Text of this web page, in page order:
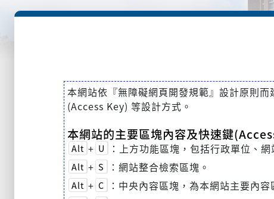
本網站依『無障礙網頁開發規範』設計原則
(Access Key) 等設計方式。
本網站的主要區塊內容及快速鍵
Alt + U ：上方功能區塊，包括行政單位、網
Alt + S ：網站整合檢索區塊。
Alt + C ：中央內容區塊，為本網站主要內容